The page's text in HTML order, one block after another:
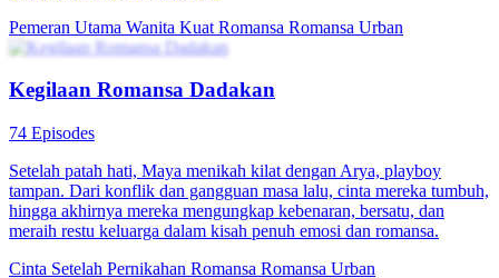
Pemeran Utama Wanita Kuat Romansa Romansa Urban
Kegilaan Romansa Dadakan
74 Episodes
Setelah patah hati, Maya menikah kilat dengan Arya, playboy
tampan. Dari konflik dan gangguan masa lalu, cinta mereka tumbuh,
hingga akhirnya mereka mengungkap kebenaran, bersatu, dan
meraih restu keluarga dalam kisah penuh emosi dan romansa.
Cinta Setelah Pernikahan Romansa Romansa Urban